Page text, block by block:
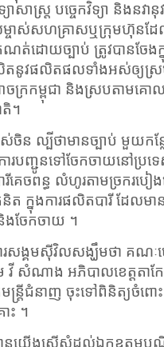
សាស្ត្រ បច្ចេកវិទ្យា និងនវានុ
ចាស់សហគ្រាសឬក្រុមហ៊ុនដ
ដោយច្បាប់ ត្រូវបានចែងក្
ផលិតនូវផលិតផលទាំងអស់ឲ្យស្
ាចក្រកម្ពុជា និងស្របតាម
តិ។
ចិន ល្បីថាមានច្បាប់ មួយកន្ល
ងការបញ្ជូនទៅចែកចាយនៅប្រ
គេចពន្ធ លំហូរតាមច្រករបៀ
ត ក្នុងការផលិតបារី ដែលមា
ងចែកចាយ ។
រសង្គមស៊ីវិលសង្ឃឹមថា គណៈម
វី សំណាង អភិបាលខេត្តតាកែ
ន្ត្រីជំនាញ ចុះទៅពិនិត្យចំពោ
ះ ។
មានយើងស្នើសុំដល់ឯកឧត្តម